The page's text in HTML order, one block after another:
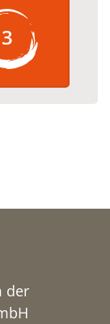
3
der